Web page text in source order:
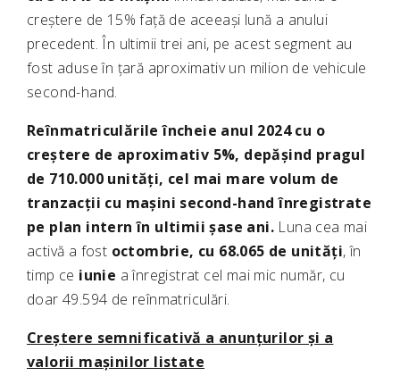
creștere de 15% față de aceeași lună a anului
precedent. În ultimii trei ani, pe acest segment au
fost aduse în țară aproximativ un milion de vehicule
second-hand.
Reînmatriculările încheie anul 2024 cu o
creștere de aproximativ 5%, depășind pragul
de 710.000 unități, cel mai mare volum de
tranzacții cu mașini second-hand înregistrate
pe plan intern în ultimii șase ani. Luna cea mai
activă a fost octombrie, cu 68.065 de unități, în
timp ce iunie a înregistrat cel mai mic număr, cu
doar 49.594 de reînmatriculări.
Creștere semnificativă a anunțurilor și a
valorii mașinilor listate